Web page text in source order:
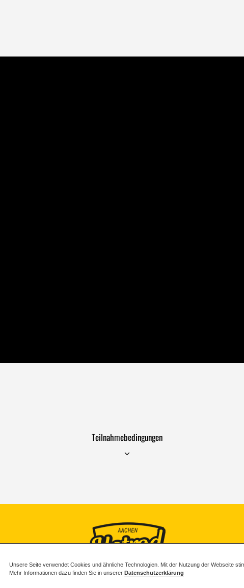
Unsere Seite verwendet Cookies und ähnliche Technologien. Mit der Nutzung der Webseite
Mehr Informationen dazu finden Sie in unserer Datenschutzerklärung
Teilnahmebedingungen